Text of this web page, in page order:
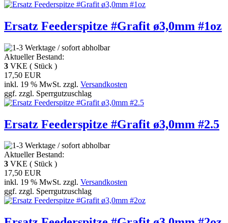
Ersatz Feederspitze #Grafit ø3,0mm #1oz
Aktueller Bestand:
3 VKE ( Stück )
17,50 EUR
inkl. 19 % MwSt. zzgl. Versandkosten
ggf. zzgl. Sperrgutzuschlag
Ersatz Feederspitze #Grafit ø3,0mm #2.5
Aktueller Bestand:
3 VKE ( Stück )
17,50 EUR
inkl. 19 % MwSt. zzgl. Versandkosten
ggf. zzgl. Sperrgutzuschlag